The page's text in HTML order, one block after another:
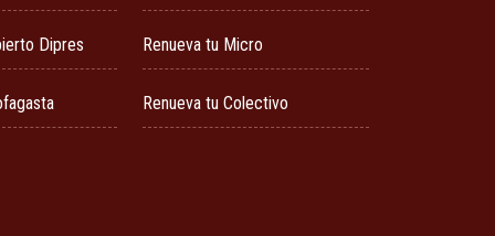
Dipres Renueva tu Micro
Renueva tu Colectivo